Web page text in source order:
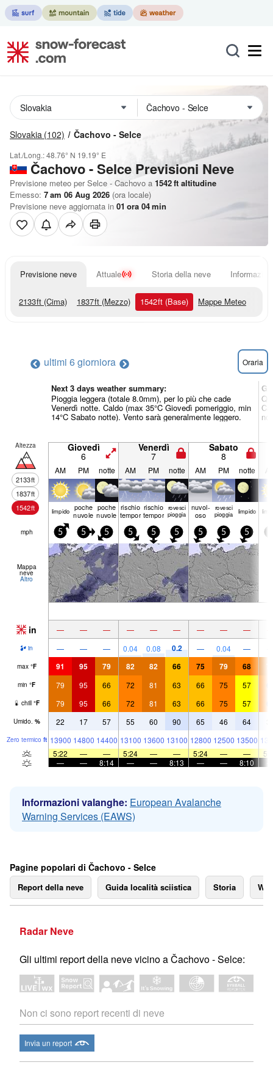
Slovakia (102) Čachovo - Selce
Lat./Long.:48.76° N 19.19° E
Čachovo - Selce Previsioni Neve
Previsione meteo per Selce - Cachovo a 1542ft altitudine
Emesso: 7 am 06 Aug 2026 (ora locale)
Previsione neve aggiornata in 01 ora 04min
Previsione neve Attuale Storia della neve
2133ft (Cima) 1837ft (Mezzo) 1542ft (Base) Mappe Meteo
ultimi 6 giorniora Oraria
Next 3 days weather summary:
Pioggia leggera (totale 8.0mm), per lo più che cade
Venerdì notte. Caldo (max 35°C Giovedì pomeriggio, min
14°C Sabato notte). Vento sarà generalmente leggero.
Altezza
2133ft
1837ft
1542ft
Giovedì
6
Venerdì
7
Sabato
8
AM PM notte AM PM notte AM PM notte
limp­ido poche
nuvole
poche
nuvole
rischio
temporale
rischio
temporale
rovesci
pioggia
nuvol-
oso
rovesci
pioggia limp­ido
mph 5 5 5 5 5 5 5 5 5
Mappa
neve
Altro
in — — — — — — — — —
in — — — 0.04 0.08 0.2 — 0.04 —
max °F 91 95 79 82 82 66 75 79 68
min °F 79 95 66 72 81 63 66 75 57
chill °F 79 95 66 72 81 63 66 75 57
Umido. % 22 17 57 55 60 90 65 46 64
Zero termico ft 13900 14800 14400 13100 13600 13100 12800 12500 13500
5:22
— — 5:24 — — 5:24 — —
—
— 8:14 — — 8:13 — — 8:10
Informazioni valanghe: European Avalanche
Warning Services (EAWS)
Pagine popolari di Čachovo - Selce
Report della neve Guida località sciistica Storia
Radar Neve
Gli ultimi report della neve vicino a Čachovo - Selce:
Non ci sono report recenti di neve
Invia un report